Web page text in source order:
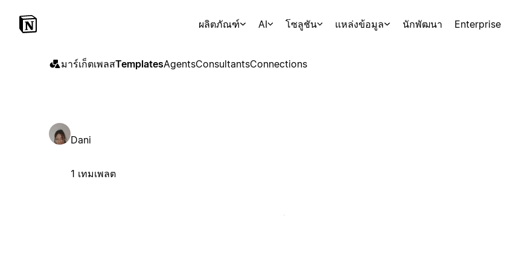
ผลิตภัณฑ์ AI โซลูชัน แหล่งข้อมูล นักพัฒนา Enterprise
มาร์เก็ตเพลสTemplatesAgentsConsultantsConnections
Dani
1 เทมเพลต